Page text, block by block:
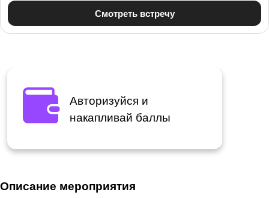
Авторизуйся и
накапливай баллы
Описание мероприятия